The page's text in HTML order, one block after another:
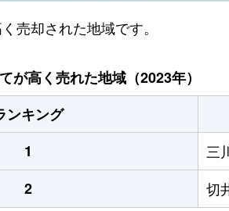
売却された地域です。
が高く売れた地域（2023年）
ンキング
1
三
2
切